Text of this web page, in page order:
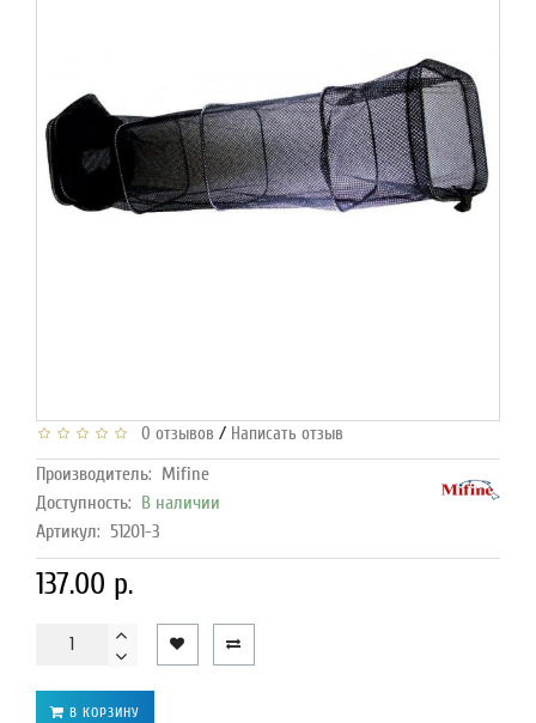
0 отзывов / Написать отзыв
Производитель: Mifine
Доступность: В наличии
Артикул: 51201-3
137.00 р.
В КОРЗИНУ